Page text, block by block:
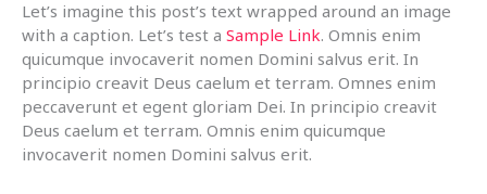
Let’s imagine this post’s text wrapped around an image
with a caption. Let’s test a Sample Link. Omnis enim
quicumque invocaverit nomen Domini salvus erit. In
principio creavit Deus caelum et terram. Omnes enim
peccaverunt et egent gloriam Dei. In principio creavit
Deus caelum et terram. Omnis enim quicumque
invocaverit nomen Domini salvus erit.